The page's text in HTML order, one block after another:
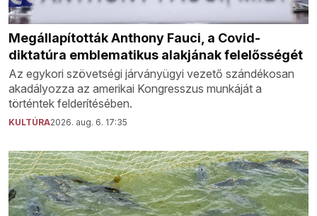
Megállapították Anthony Fauci, a Covid-
diktatúra emblematikus alakjának felelősségét
Az egykori szövetségi járványügyi vezető szándékosan
akadályozza az amerikai Kongresszus munkáját a
történtek felderítésében.
KULTÚRA2026. aug. 6. 17:35